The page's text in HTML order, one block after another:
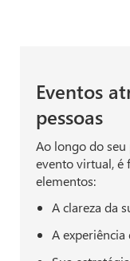
Eventos
pessoas
Ao longo do seu
evento virtual, é
elementos:
A clareza da
A